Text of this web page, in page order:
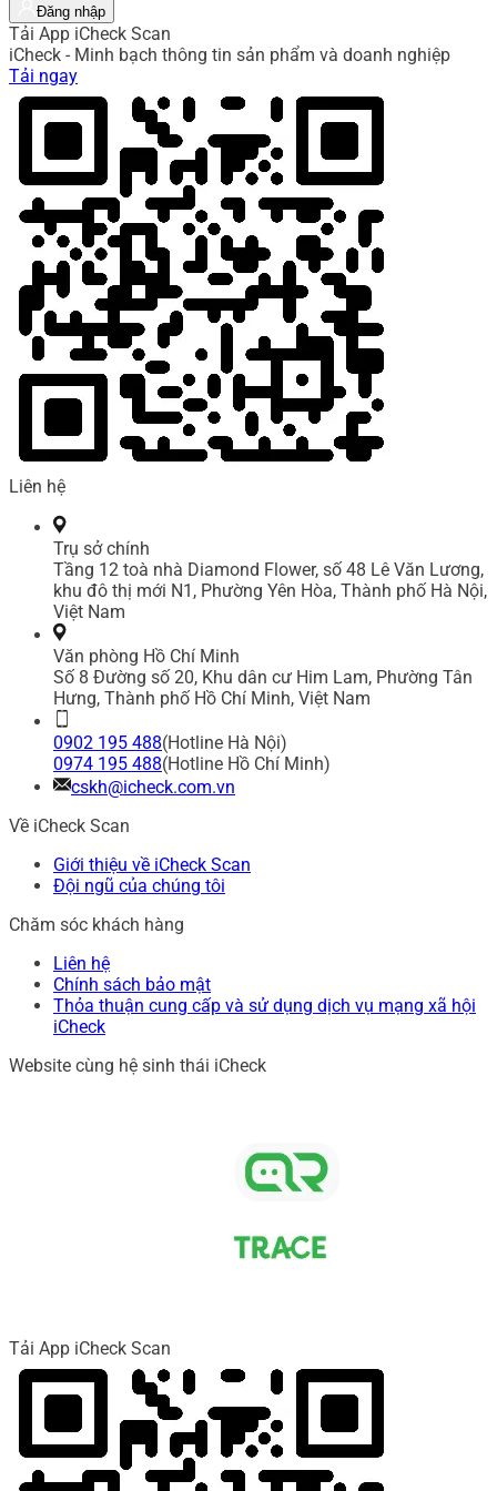
Đăng nhập
Tải App iCheck Scan
iCheck - Minh bạch thông tin sản phẩm và doanh nghiệp
Tải ngay
Liên hệ
Trụ sở chính
Tầng 12 toà nhà Diamond Flower, số 48 Lê Văn Lương,
khu đô thị mới N1, Phường Yên Hòa, Thành phố Hà Nội,
Việt Nam
Văn phòng Hồ Chí Minh
Số 8 Đường số 20, Khu dân cư Him Lam, Phường Tân
Hưng, Thành phố Hồ Chí Minh, Việt Nam
0902 195 488(Hotline Hà Nội)
0974 195 488(Hotline Hồ Chí Minh)
cskh@icheck.com.vn
Về iCheck Scan
Giới thiệu về iCheck Scan
Đội ngũ của chúng tôi
Chăm sóc khách hàng
Liên hệ
Chính sách bảo mật
Thỏa thuận cung cấp và sử dụng dịch vụ mạng xã hội
iCheck
Website cùng hệ sinh thái iCheck
Tải App iCheck Scan